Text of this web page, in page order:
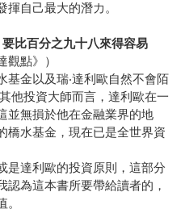
自己最大的潛力。
比百分之九十八來得容易
點》）
基金以及瑞‧達利歐自然不會陌
他投資大師而言，達利歐在一
並無損於他在金融業界的地
橋水基金，現在已是全世界資
是達利歐的投資原則，這部分
為這本書所要帶給讀者的，